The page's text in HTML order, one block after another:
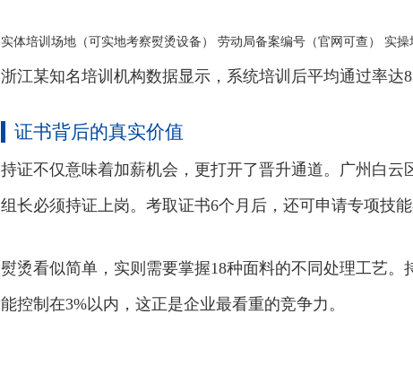
实体培训场地（可实地考察熨烫设备） 劳动局备案编号（官网可查） 实操
浙江某知名培训机构数据显示，系统培训后平均通过率达
证书背后的真实价值
持证不仅意味着加薪机会，更打开了晋升通道。广州白
组长必须持证上岗。考取证书6个月后，还可申请专项技
熨烫看似简单，实则需要掌握18种面料的不同处理工艺
能控制在3%以内，这正是企业最看重的竞争力。